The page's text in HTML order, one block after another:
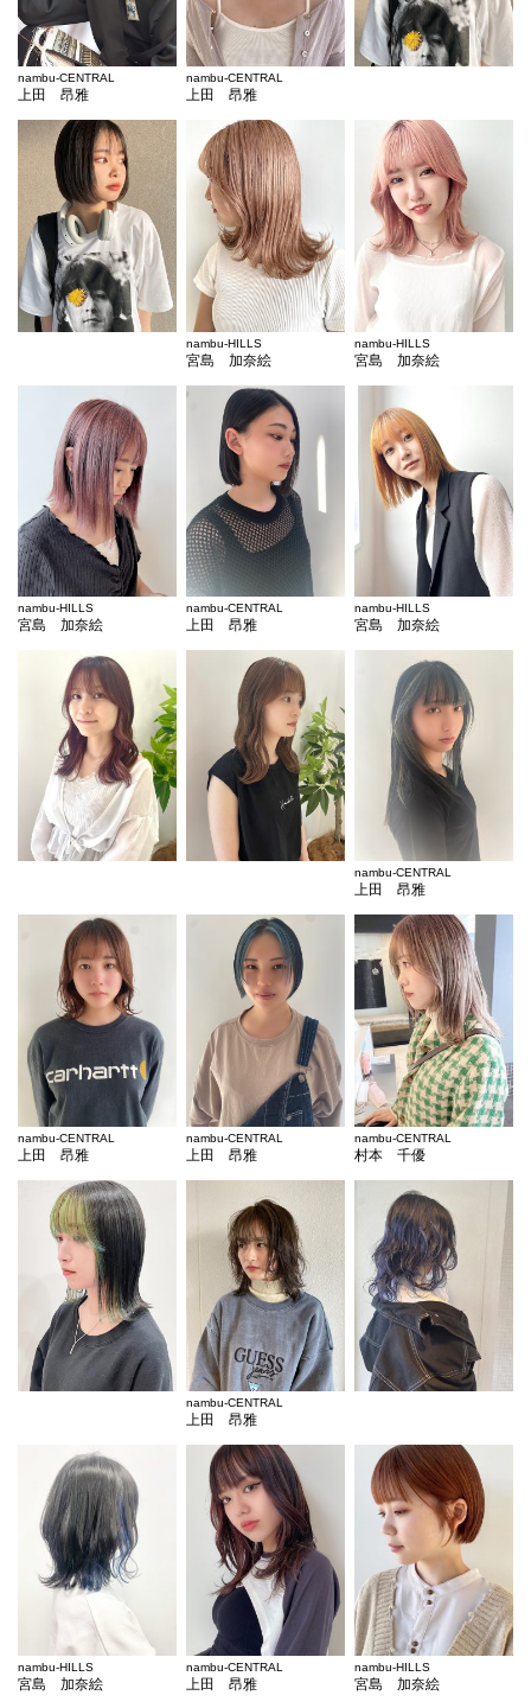
nambu-CENTRAL
上田 昂雅
nambu-CENTRAL
上田 昂雅
nambu-HILLS
宮島 加奈絵
nambu-HILLS
宮島 加奈絵
nambu-HILLS
宮島 加奈絵
nambu-CENTRAL
上田 昂雅
nambu-HILLS
宮島 加奈絵
nambu-CENTRAL
上田 昂雅
nambu-CENTRAL
上田 昂雅
nambu-CENTRAL
上田 昂雅
nambu-CENTRAL
村本 千優
nambu-CENTRAL
上田 昂雅
nambu-HILLS
宮島 加奈絵
nambu-CENTRAL
上田 昂雅
nambu-HILLS
宮島 加奈絵